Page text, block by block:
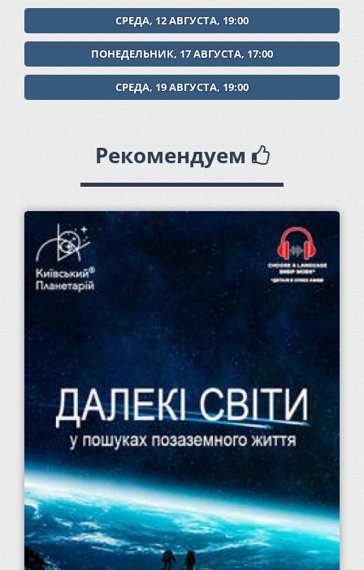
СРЕДА, 12 АВГУСТА, 19:00
ПОНЕДЕЛЬНИК, 17 АВГУСТА, 17:00
СРЕДА, 19 АВГУСТА, 19:00
Рекомендуем